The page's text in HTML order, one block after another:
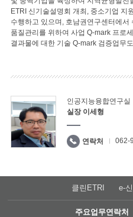
ETRI 신기술설명회 개최, 중소기업 지
수행하고 있으며, 호남권연구센터에
품질관리를 위하여 사업 Q-mark 프로
결과물에 대한 기술 Q-mark 검증업무
인공지능융합연구실
실장 이세형
연락처 062-
클린ETRI e-
주요업무연락처